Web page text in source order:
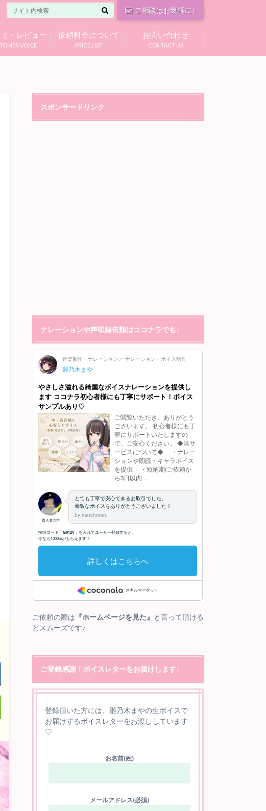
ご相談はお気軽に♪
VOICE
・レビュー
PRICE LIST
依頼料金について
CONTACT US
お問い合わせ
スポンサードリンク
ナレーションや声収録依頼はココナラでも♪
ご依頼の際は 『ホームページを見た』 と言って頂ける
とスムーズです♪
ご登録感謝！ボイスレターをお届けします♪
登録頂いた方には、雛乃木まやの生ボイスで
お届けするボイスレターをお渡ししています
♡
お名前(姓)
メールアドレス(必須)